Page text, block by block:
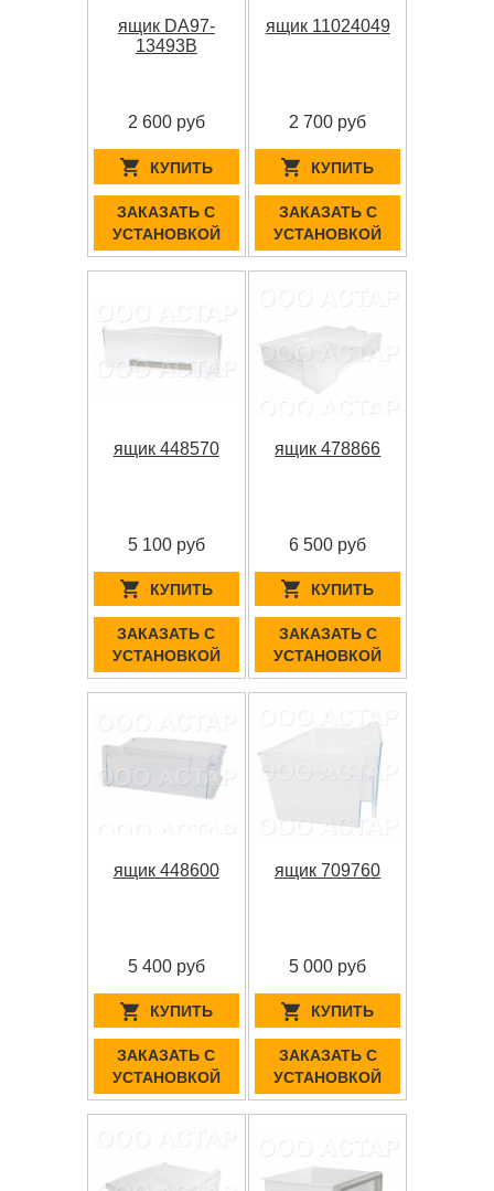
ящик DA97-
13493B
2 600 руб
КУПИТЬ
ЗАКАЗАТЬ С
УСТАНОВКОЙ
ящик 11024049
2 700 руб
КУПИТЬ
ЗАКАЗАТЬ С
УСТАНОВКОЙ
ящик 448570
5 100 руб
КУПИТЬ
ЗАКАЗАТЬ С
УСТАНОВКОЙ
ящик 478866
6 500 руб
КУПИТЬ
ЗАКАЗАТЬ С
УСТАНОВКОЙ
ящик 448600
5 400 руб
КУПИТЬ
ЗАКАЗАТЬ С
УСТАНОВКОЙ
ящик 709760
5 000 руб
КУПИТЬ
ЗАКАЗАТЬ С
УСТАНОВКОЙ